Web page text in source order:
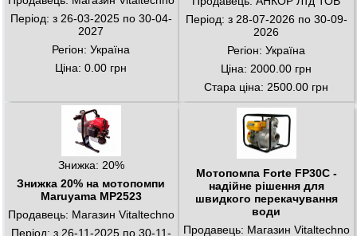
Період: з 26-03-2025 по 30-04-
2027
Регіон: Україна
Ціна: 0.00 грн
Період: з 28-07-2026 по 30-09-
2026
Регіон: Україна
Ціна: 2000.00 грн
Стара ціна: 2500.00 грн
Знижка: 20%
Знижка 20% на мотопомпи
Maruyama MP2523
Продавець: Магазин Vitaltechno
Період: з 26-11-2025 по 30-11-
Мотопомпа Forte FP30C -
надійне рішення для
швидкого перекачування
води
Продавець: Магазин Vitaltechno